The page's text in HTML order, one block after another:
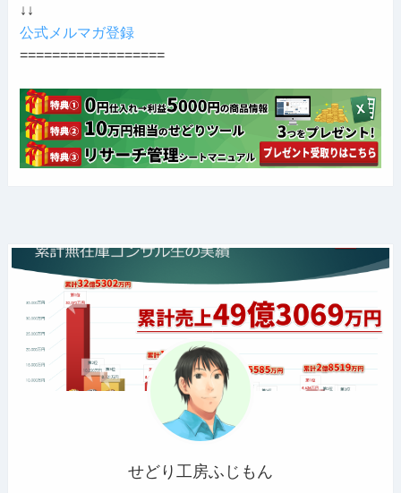
↓↓
公式メルマガ登録
==================
せどり工房ふじもん